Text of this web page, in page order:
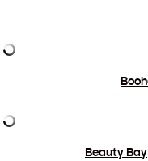
Beauty Bay